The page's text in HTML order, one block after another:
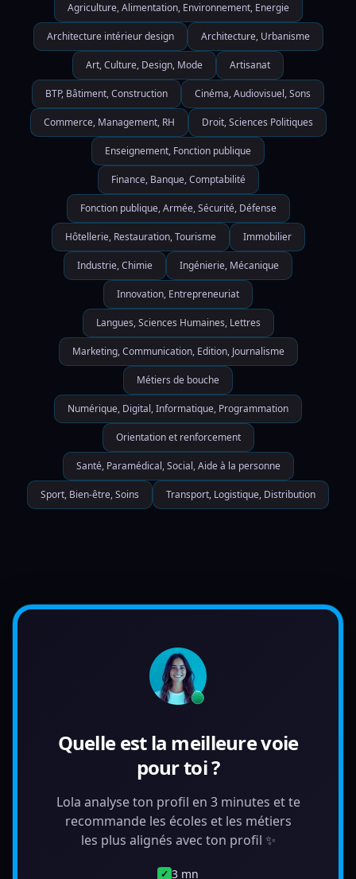
Agriculture, Alimentation, Environnement, Energie
Architecture intérieur design Architecture, Urbanisme
Art, Culture, Design, Mode Artisanat
BTP, Bâtiment, Construction Cinéma, Audiovisuel, Sons
Commerce, Management, RH Droit, Sciences Politiques
Enseignement, Fonction publique
Finance, Banque, Comptabilité
Fonction publique, Armée, Sécurité, Défense
Hôtellerie, Restauration, Tourisme Immobilier
Industrie, Chimie Ingénierie, Mécanique
Innovation, Entrepreneuriat
Langues, Sciences Humaines, Lettres
Marketing, Communication, Edition, Journalisme
Métiers de bouche
Numérique, Digital, Informatique, Programmation
Orientation et renforcement
Santé, Paramédical, Social, Aide à la personne
Sport, Bien-être, Soins Transport, Logistique, Distribution
Quelle est la meilleure voie
pour toi ?
Lola analyse ton profil en 3 minutes et te
recommande les écoles et les métiers
les plus alignés avec ton profil ✨
✓ 3 mn